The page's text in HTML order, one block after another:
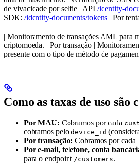
de vivacidade por selfie | API /identity-
SDK: /identity-documents/tokens | Por
| Monitoramento de transações AML para
criptomoeda. | Por transação |
presente com o tipo de método de
Como as taxas de uso são
Por MAU: Cobramos por cada
cobramos pelo device_id
Por transação: Cobramos por cada
Por e-mail, telefone, conta
para o endpoint /customers.